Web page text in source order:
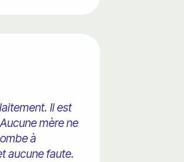
Il est
mère ne
à
aucune faute.